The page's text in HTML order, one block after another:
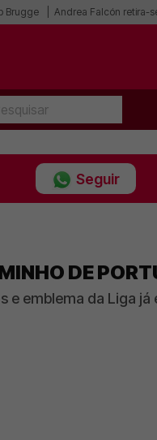
Brugge Andrea Falcón retira-
Seguir
DE
e emblema da Liga já